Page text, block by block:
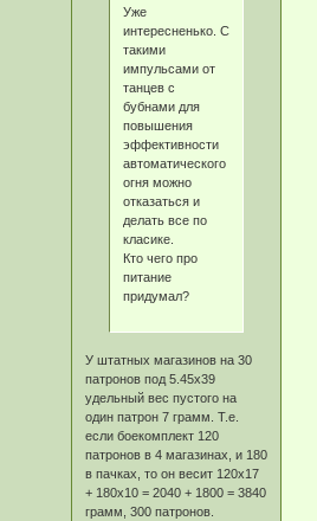
Уже
интересненько. С
такими
импульсами от
танцев с
бубнами для
повышения
эффективности
автоматического
огня можно
отказаться и
делать все по
класике.
Кто чего про
питание
придумал?
У штатных магазинов на 30
патронов под 5.45х39
удельный вес пустого на
один патрон 7 грамм. Т.е.
если боекомплект 120
патронов в 4 магазинах, и 180
в пачках, то он весит 120х17
+ 180х10 = 2040 + 1800 = 3840
грамм, 300 патронов.